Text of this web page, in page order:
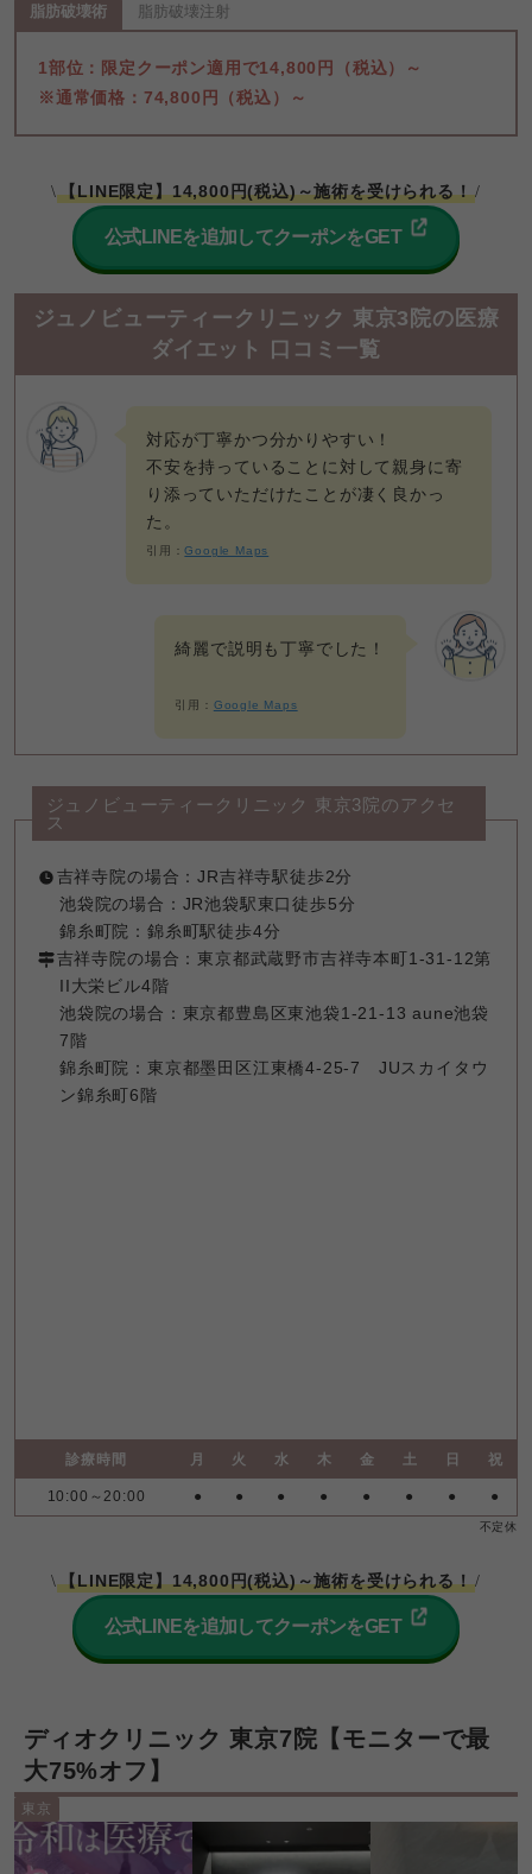
脂肪破壊術 脂肪破壊注射
1部位：限定クーポン適用で14,800円（税込）～
※通常価格：74,800円（税込）～
\【LINE限定】14,800円(税込)～施術を受けられる！/
公式LINEを追加してクーポンをGET
ジュノビューティークリニック 東京3院の医療
ダイエット 口コミ一覧
対応が丁寧かつ分かりやすい！
不安を持っていることに対して親身に寄
り添っていただけたことが凄く良かっ
た。
引用：Google Maps
引用： Google Maps
ジュノビューティークリニック 東京3院のアクセ
ス
吉祥寺院の場合：JR吉祥寺駅徒歩2分
池袋院の場合：JR池袋駅東口徒歩5分
錦糸町院：錦糸町駅徒歩4分
吉祥寺院の場合：東京都武蔵野市吉祥寺本町1-31-12第
II大栄ビル4階
池袋院の場合：東京都豊島区東池袋1-21-13 aune池袋
7階
錦糸町院：東京都墨田区江東橋4-25-7　JUスカイタウ
ン錦糸町6階
診療時間 月 火 水 木 金 土 日 祝
10:00～20:00 ● ● ● ● ● ● ● ●
不定休
\【LINE限定】14,800円(税込)～施術を受けられる！/
公式LINEを追加してクーポンをGET
ディオクリニック 東京7院【モニターで最
大75%オフ】
東京